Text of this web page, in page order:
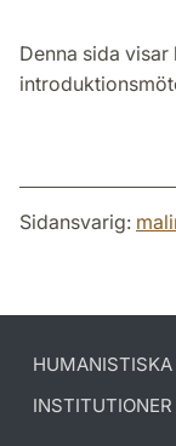
Denna sida
Sidansvarig:
HUMANISTISKA
INSTITUTIONER